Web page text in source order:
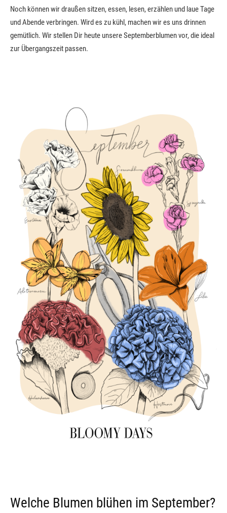
Noch können wir draußen sitzen, essen, lesen, erzählen und laue Tage
und Abende verbringen. Wird es zu kühl, machen wir es uns drinnen
gemütlich. Wir stellen Dir heute unsere Septemberblumen vor, die ideal
zur Übergangszeit passen.
Welche Blumen blühen im September?